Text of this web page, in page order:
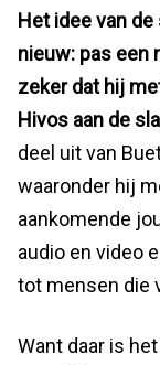
Het idee van
nieuw: pas een
zeker dat hij
Hivos aan de
deel uit van
waaronder hij
aankomende
audio en video
tot mensen die
Want daar is